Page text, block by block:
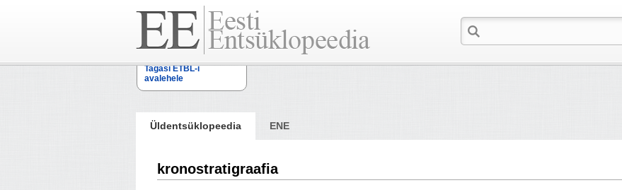
Tagasi ETBL-i
avalehele
Üldentsüklopeedia ENE
kronostratigraafia